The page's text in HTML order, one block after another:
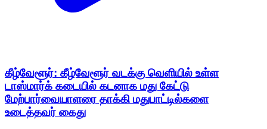
கீழ்வேளூர்: கீழ்வேளூர் வடக்கு வெளியில் உள்ள
டாஸ்மார்க் கடையில் கடனாக மது கேட்டு
மேற்பார்வையாளரை தாக்கி மதுபாட்டில்களை
உடைத்தவர் கைது